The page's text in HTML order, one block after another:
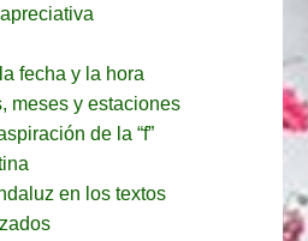
fecha y la hora
meses y estaciones
de la “f”
en los textos